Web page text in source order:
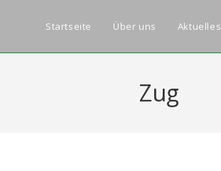
Startseite Über uns Aktuelles
Zug